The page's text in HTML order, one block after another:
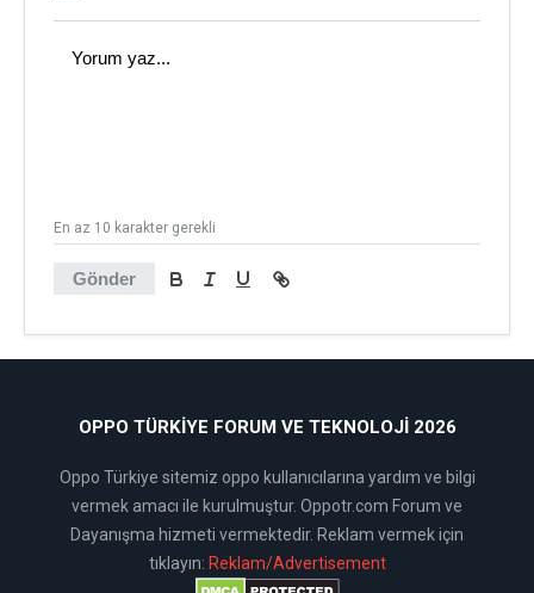
Gönder
En az 10 karakter gerekli
OPPO TÜRKIYE FORUM VE TEKNOLOJI 2026
Oppo Türkiye sitemiz oppo kullanıcılarına yardım ve bilgi
vermek amacı ile kurulmuştur. Oppotr.com Forum ve
Dayanışma hizmeti vermektedir. Reklam vermek için
tıklayın: Reklam/Advertisement